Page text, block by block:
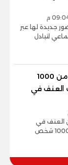
جديدة لها عبر
لتبادل
الصحة العالمية: مقتل أكثر من 1000
بسبب العنف في
العنف في
السودان أسفر عن مقتل أكثر من 1000 شخص